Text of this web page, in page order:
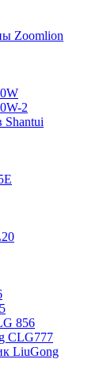
Zoomlion
2
Shantui
856
CLG777
LiuGong